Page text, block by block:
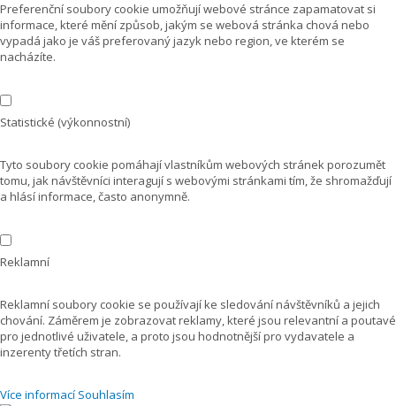
Preferenční soubory cookie umožňují webové stránce zapamatovat si
informace, které mění způsob, jakým se webová stránka chová nebo
vypadá jako je váš preferovaný jazyk nebo region, ve kterém se
nacházíte.
Statistické (výkonnostní)
Tyto soubory cookie pomáhají vlastníkům webových stránek porozumět
tomu, jak návštěvníci interagují s webovými stránkami tím, že shromažďují
a hlásí informace, často anonymně.
Reklamní
Reklamní soubory cookie se používají ke sledování návštěvníků a jejich
chování. Záměrem je zobrazovat reklamy, které jsou relevantní a poutavé
pro jednotlivé uživatele, a proto jsou hodnotnější pro vydavatele a
inzerenty třetích stran.
Více informací Souhlasím